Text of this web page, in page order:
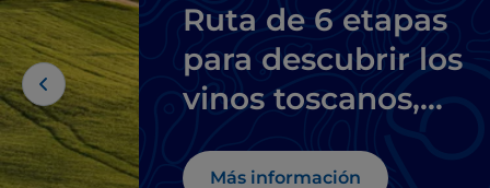
Ruta de 6 etapas
para descubrir los
vinos toscanos,
Montalcino hasta el
Más información